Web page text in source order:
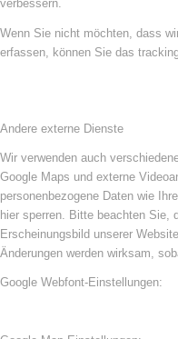
verbessern.
Wenn Sie nicht möchten, dass
erfassen, können Sie das
Andere externe Dienste
Wir verwenden auch
Google Maps und externe
personenbezogene Daten wie
hier sperren. Bitte beachten Sie,
Erscheinungsbild unserer
Änderungen werden wirksam,
Google Webfont-Einstellungen: